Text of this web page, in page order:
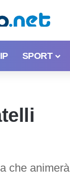
SPORT
che animerà